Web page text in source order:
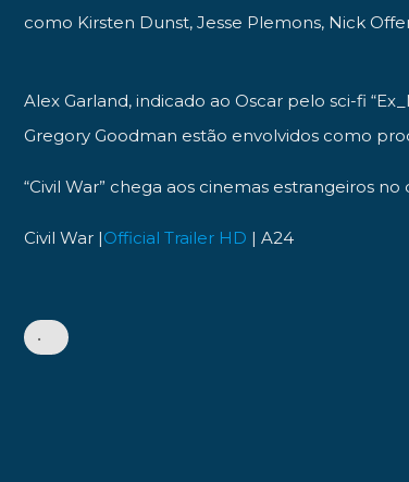
como Kirsten Dunst, Jesse Plemons, Nick
Alex Garland, indicado ao Oscar pelo sci-fi
Gregory Goodman estão envolvidos como
“Civil War” chega aos cinemas estrangeiros
Civil War |Official Trailer HD | A24
•